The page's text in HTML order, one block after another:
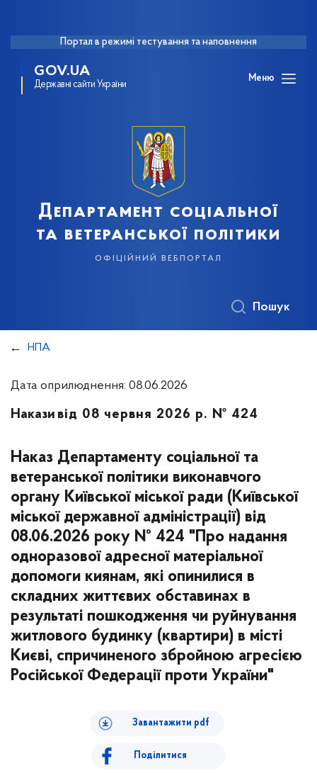
Портал в режимі тестування та наповнення
GOV.UA
Державні сайти України
Меню
Департамент соціальної
та ветеранської політики
офіційний вебпортал
Пошук
НПА
Дата оприлюднення: 08.06.2026
Накази від 08 червня 2026 р. № 424
Наказ Департаменту соціальної та
ветеранської політики виконавчого
органу Київської міської ради (Київської
міської державної адміністрації) від
08.06.2026 року № 424 "Про надання
одноразової адресної матеріальної
допомоги киянам, які опинилися в
складних життєвих обставинах в
результаті пошкодження чи руйнування
житлового будинку (квартири) в місті
Києві, спричиненого збройною агресією
Російської Федерації проти України"
Завантажити pdf
Поділитися